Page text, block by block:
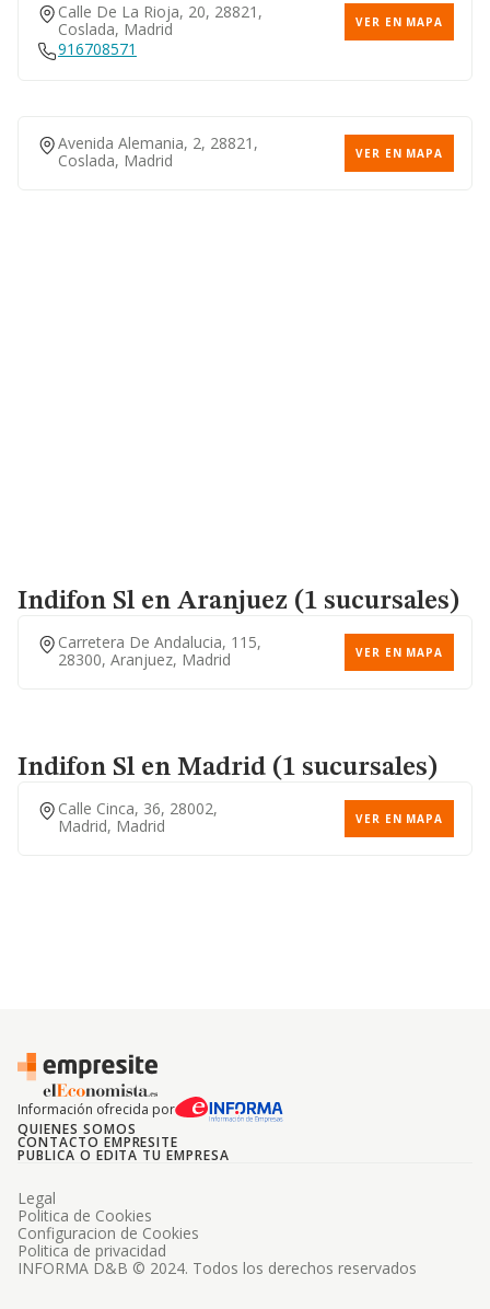
Calle De La Rioja, 20, 28821,
Coslada, Madrid
VER EN MAPA
916708571
Avenida Alemania, 2, 28821,
Coslada, Madrid
VER EN MAPA
Indifon Sl en Aranjuez (1 sucursales)
Carretera De Andalucia, 115,
28300, Aranjuez, Madrid
VER EN MAPA
Indifon Sl en Madrid (1 sucursales)
Calle Cinca, 36, 28002,
Madrid, Madrid
VER EN MAPA
Información ofrecida por
QUIENES SOMOS
CONTACTO EMPRESITE
PUBLICA O EDITA TU EMPRESA
INFORMA D&B © 2024. Todos los derechos reservados
Legal
Politica de Cookies
Configuracion de Cookies
Politica de privacidad